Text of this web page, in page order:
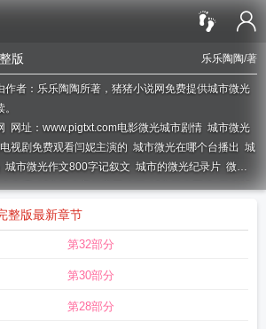
乐乐陶陶/著
版
作者：乐乐陶陶所著，猪猪小说网免费提供城市微光
网址：www.pigtxt.com电影微光城市剧情 城市微光
视剧免费观看闫妮主演的 城市微光在哪个台播出 城
城市微光作文800字记叙文 城市的微光纪录片 微光
全免费城市微光美好家园绘画城市微光图片微光城
整版 城市微光作文600
光电视剧什么时候播出城市微光小橘猫完整版
城市微光什么时候播出
微光作文800字城市微光电视剧第一集
整版最新章节
第32部分
第30部分
第28部分